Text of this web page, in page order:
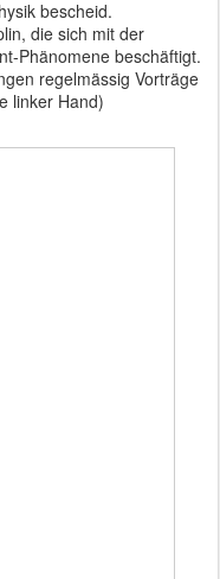
bescheid.
die sich mit der
Phänomene beschäftigt.
regelmässig Vorträge
linker Hand)